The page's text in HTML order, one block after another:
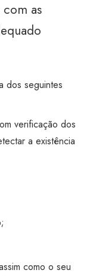
as
dos seguintes
verificação dos
a existência
como o seu